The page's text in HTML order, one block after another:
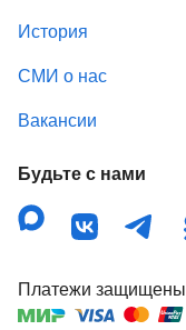
История
СМИ о нас
Вакансии
Будьте с нами
Платежи защищены